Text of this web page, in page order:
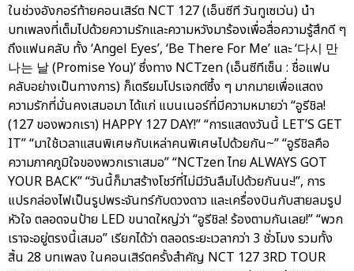
ในช่วงอังกอร์ท้ายคอนเสิร์ต NCT 127 (เอ็นซีที วันทูเซเว่น) นำ
บทเพลงที่เต็มไปด้วยความรักและความหวังมาร้องเพื่อสื่อความรู้สึกดี ๆ
ถึงแฟนคลับ ทั้ง ‘Angel Eyes’, ‘Be There For Me’ และ ‘다시 만
나는 날 (Promise You)’ ซึ่งทาง NCTzen (เอ็นซีทีเซ็น : ชื่อแฟน
คลับอย่างเป็นทางการ) ก็เตรียมโปรเจกต์ซึ้ง ๆ มากมายเพื่อแสดง
ความรักที่มั่นคงเสมอมา ได้แก่ แบนเนอร์ที่มีความหมายว่า “อูรีชิล!
(127 ของพวกเรา) HAPPY 127 DAY!” “การแสดงวันนี้ LET’S GET
IT” “มาใช้เวลาแสนพิเศษกับเหล่าคนพิเศษไปด้วยกัน~” “อูรีชิลคือ
ความภาคภูมิใจของพวกเราเสมอ” “NCTzen ไทย ALWAYS GOT
YOUR BACK” “วันนี้ก็มาสร้างโชว์ที่ไม่มีวันลืมไปด้วยกันนะ!”, การ
แปรกล่องไฟเป็นรูปพระจันทร์กับดวงดาว และเครื่องบินกับสายลมรูป
หัวใจ ตลอดจนป้าย LED ขนาดใหญ่ว่า “อูรีชิล! ร้องตามกันเลย!” “พวก
เราจะอยู่ตรงนี้เสมอ” เรียกได้ว่า ตลอดระยะเวลากว่า 3 ชั่วโมง รวมทั้ง
สิ้น 28 บทเพลง ในคอนเสิร์ตครั้งสำคัญ NCT 127 3RD TOUR